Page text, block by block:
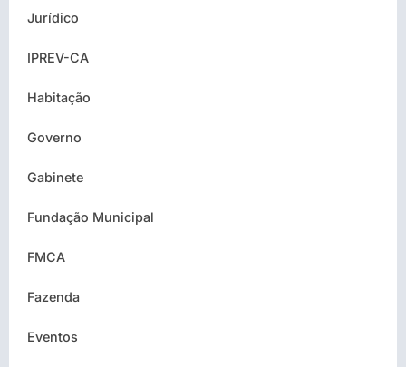
Jurídico
IPREV-CA
Habitação
Governo
Gabinete
Fundação Municipal
FMCA
Fazenda
Eventos